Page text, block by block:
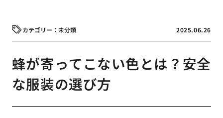
2025.06.26
未分類
蜂が寄ってこない色とは？安全
な服装の選び方